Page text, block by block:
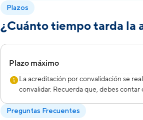
Plazos
¿Cuánto tiempo tarda la
Plazo máximo
La acreditación por convalidación se
convalidar. Recuerda que, debes
Preguntas Frecuentes